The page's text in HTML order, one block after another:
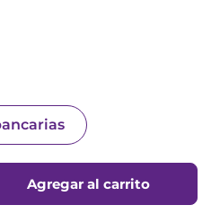
Agregar al carrito